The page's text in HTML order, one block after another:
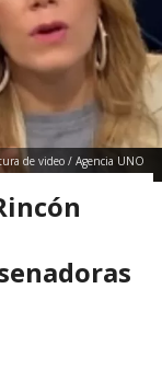
de video / Agencia UNO